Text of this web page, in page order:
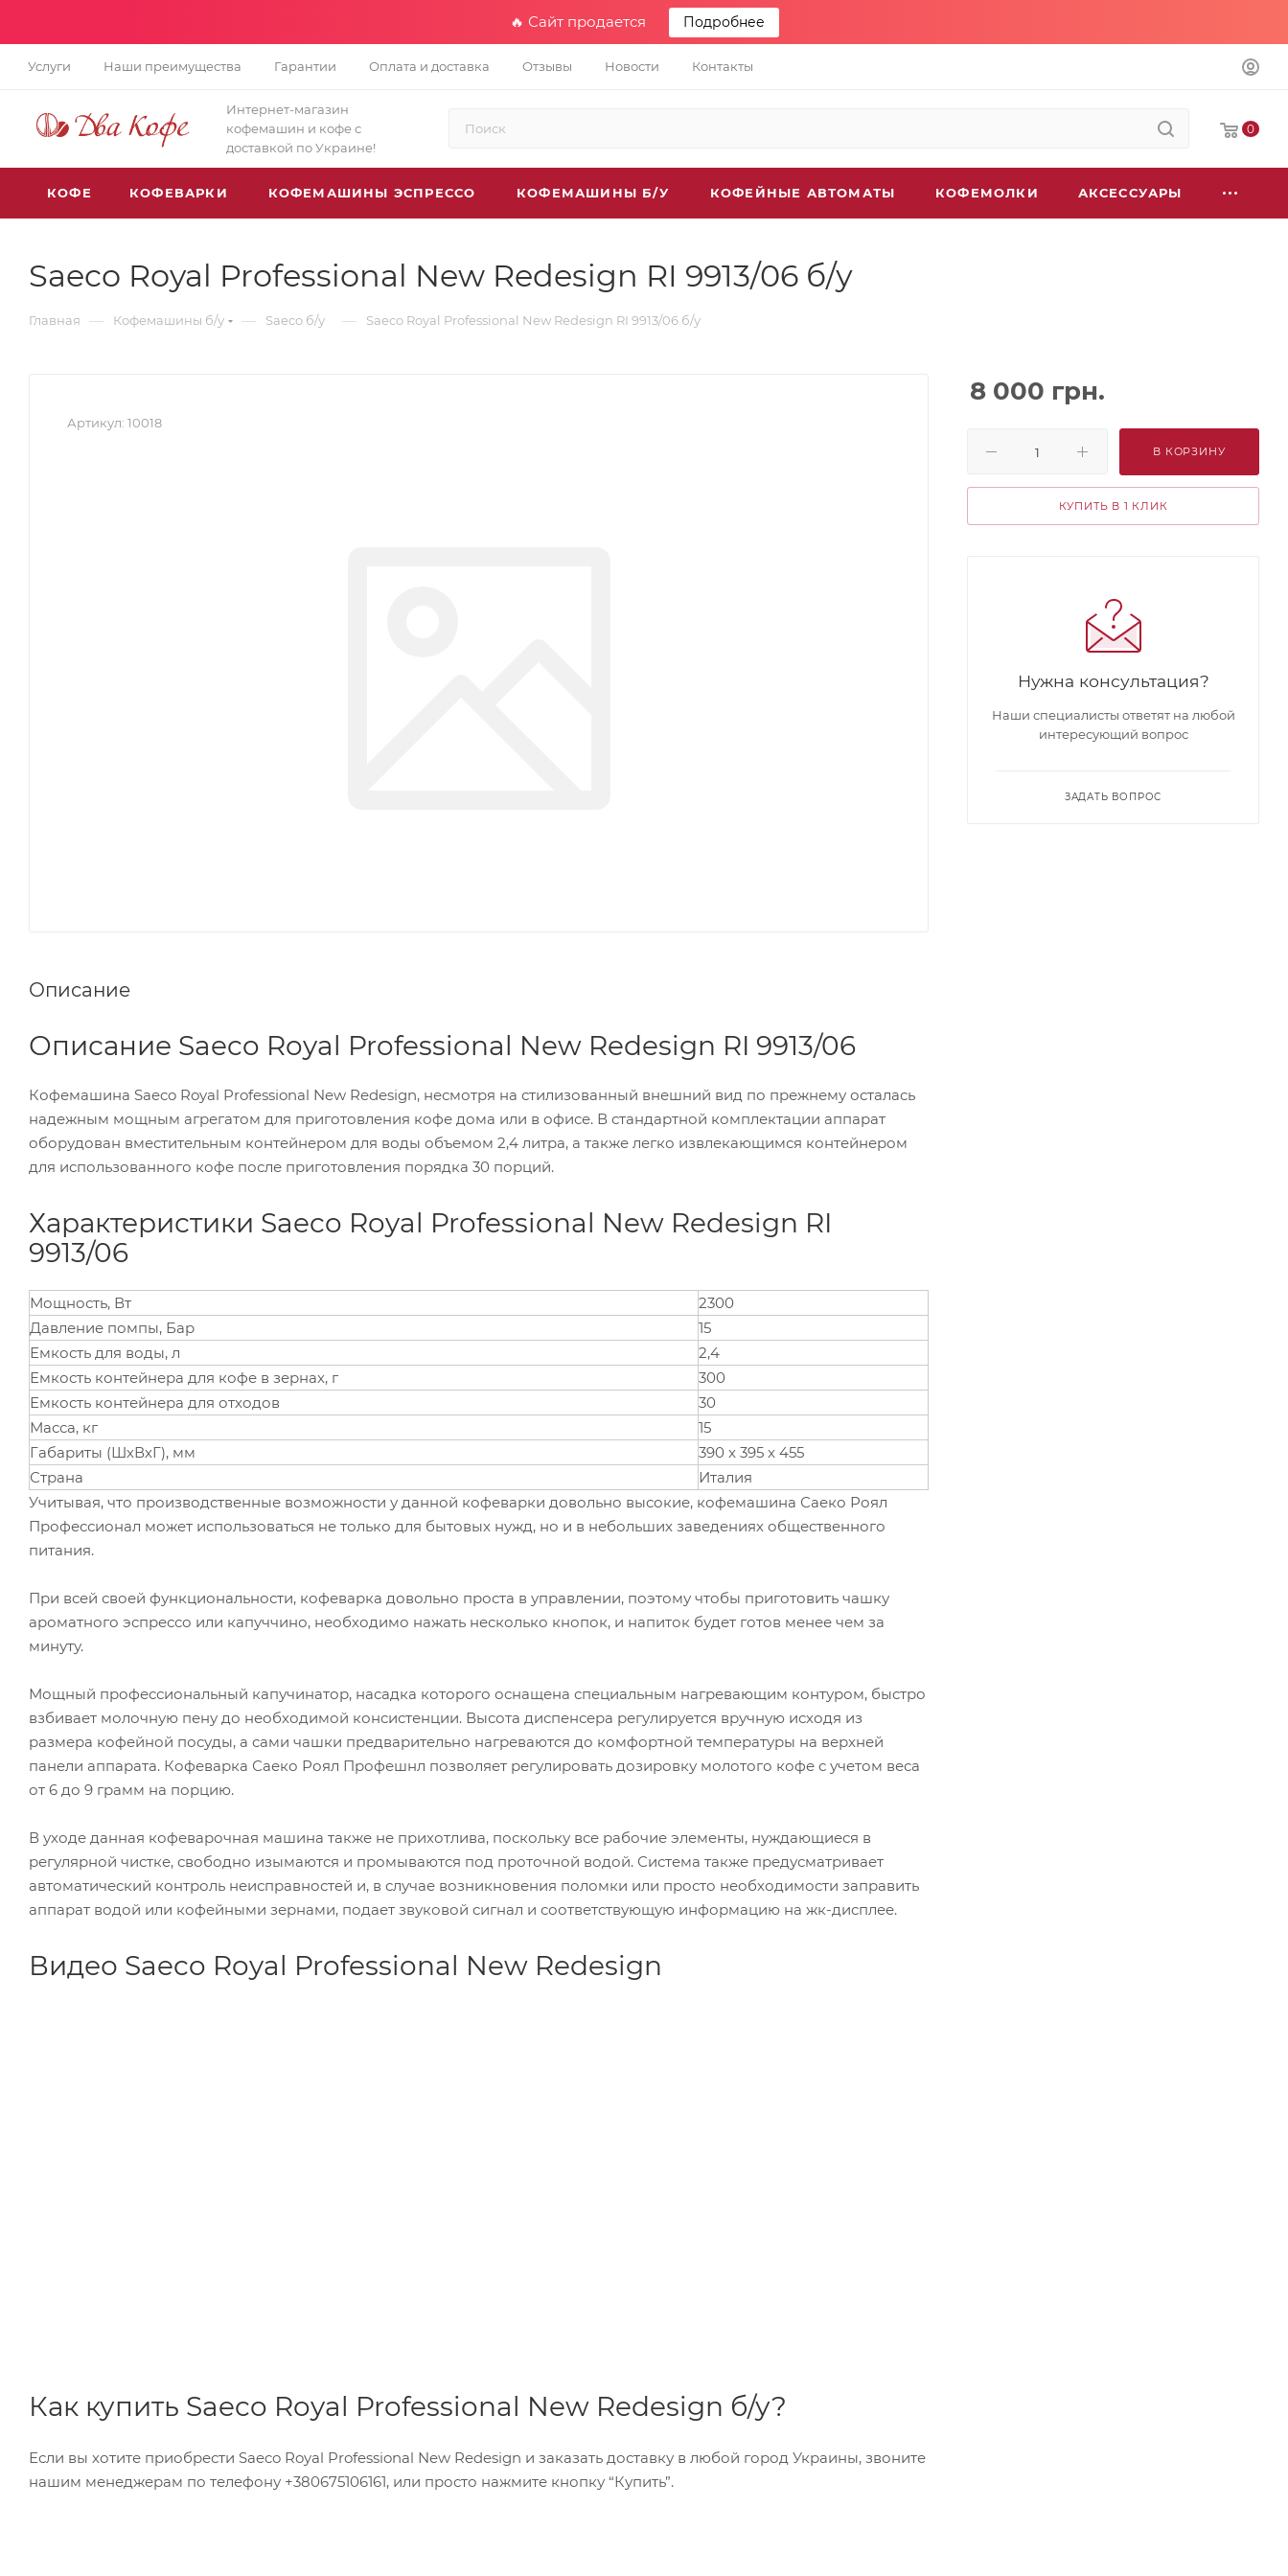
🔥 Сайт продается Подробнее
Услуги Наши преимущества Гарантии Оплата и доставка Отзывы Новости Контакты
Интернет-магазин
кофемашин и кофе с
доставкой по Украине!
0
КОФЕ КОФЕВАРКИ КОФЕМАШИНЫ ЭСПРЕССО КОФЕМАШИНЫ Б/У КОФЕЙНЫЕ АВТОМАТЫ КОФЕМОЛКИ АКСЕССУАРЫ
Saeco Royal Professional New Redesign RI 9913/06 б/у
Главная — Кофемашины б/у — Saeco б/у — Saeco Royal Professional New Redesign RI 9913/06 б/у
Артикул: 10018
Описание
Описание Saeco Royal Professional New Redesign RI 9913/06
Кофемашина Saeco Royal Professional New Redesign, несмотря на стилизованный внешний вид по прежнему осталась
надежным мощным агрегатом для приготовления кофе дома или в офисе. В стандартной комплектации аппарат
оборудован вместительным контейнером для воды объемом 2,4 литра, а также легко извлекающимся контейнером
для использованного кофе после приготовления порядка 30 порций.
Характеристики Saeco Royal Professional New Redesign RI
9913/06
Мощность, Вт
2300
Давление помпы, Бар
15
Емкость для воды, л
2,4
Емкость контейнера для кофе в зернах, г
300
Емкость контейнера для отходов
30
Масса, кг
15
Габариты (ШхВхГ), мм
390 x 395 x 455
Страна
Италия
Учитывая, что производственные возможности у данной кофеварки довольно высокие, кофемашина Саеко Роял
Профессионал может использоваться не только для бытовых нужд, но и в небольших заведениях общественного
питания.
При всей своей функциональности, кофеварка довольно проста в управлении, поэтому чтобы приготовить чашку
ароматного эспрессо или капуччино, необходимо нажать несколько кнопок, и напиток будет готов менее чем за
минуту.
Мощный профессиональный капучинатор, насадка которого оснащена специальным нагревающим контуром, быстро
взбивает молочную пену до необходимой консистенции. Высота диспенсера регулируется вручную исходя из
размера кофейной посуды, а сами чашки предварительно нагреваются до комфортной температуры на верхней
панели аппарата. Кофеварка Саеко Роял Профешнл позволяет регулировать дозировку молотого кофе с учетом веса
от 6 до 9 грамм на порцию.
В уходе данная кофеварочная машина также не прихотлива, поскольку все рабочие элементы, нуждающиеся в
регулярной чистке, свободно изымаются и промываются под проточной водой. Система также предусматривает
автоматический контроль неисправностей и, в случае возникновения поломки или просто необходимости заправить
аппарат водой или кофейными зернами, подает звуковой сигнал и соответствующую информацию на жк-дисплее.
Видео Saeco Royal Professional New Redesign
Как купить Saeco Royal Professional New Redesign б/у?
Если вы хотите приобрести Saeco Royal Professional New Redesign и заказать доставку в любой город Украины, звоните
нашим менеджерам по телефону +380675106161, или просто нажмите кнопку “Купить”.
8 000 грн.
В КОРЗИНУ
КУПИТЬ В 1 КЛИК
Нужна консультация?
Наши специалисты ответят на любой
интересующий вопрос
ЗАДАТЬ ВОПРОС